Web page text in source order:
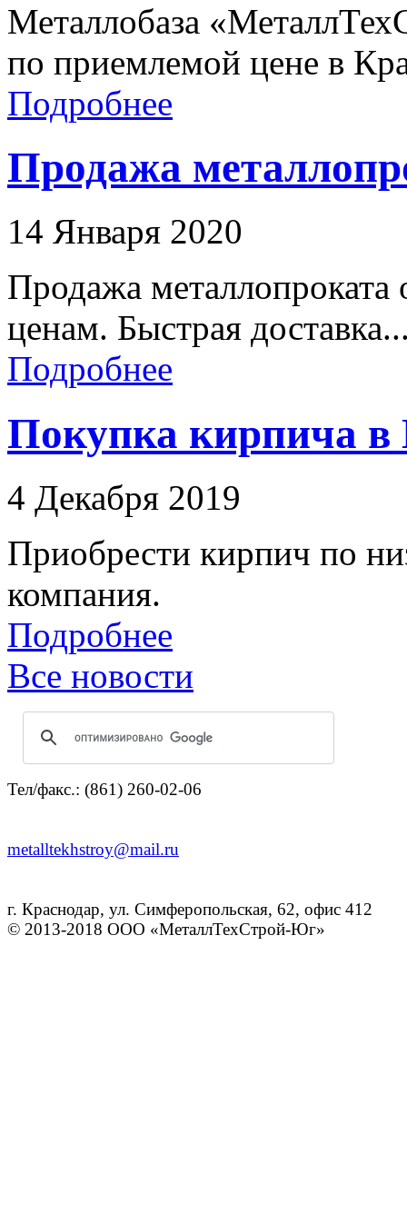
Металлобаза
по приемлемой цене в
Подробнее
Продажа
14 Января 2020
Продажа
ценам. Быстрая
Подробнее
Покупка кирпича в
4 Декабря 2019
Приобрести кирпич по
компания.
Подробнее
Все новости
Тел/факс.: (861) 260-02-06
metalltekhstroy@mail.ru
г. Краснодар, ул. Симферопольская, 62, офис 412
© 2013-2018 ООО «МеталлТехСтрой-Юг»